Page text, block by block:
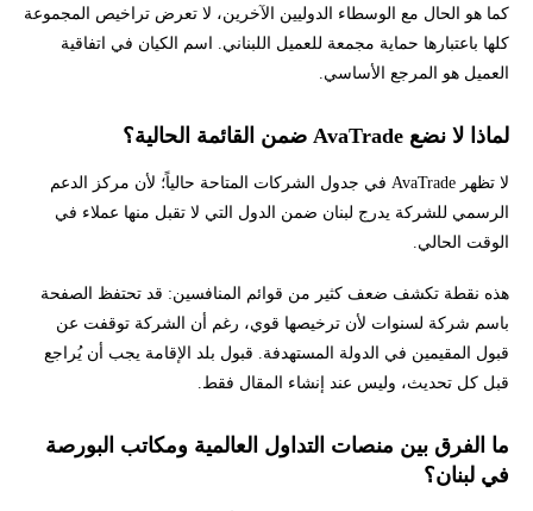
كما هو الحال مع الوسطاء الدوليين الآخرين، لا تعرض تراخيص المجموعة
كلها باعتبارها حماية مجمعة للعميل اللبناني. اسم الكيان في اتفاقية
العميل هو المرجع الأساسي.
لماذا لا نضع AvaTrade ضمن القائمة الحالية؟
لا تظهر AvaTrade في جدول الشركات المتاحة حالياً؛ لأن مركز الدعم
الرسمي للشركة يدرج لبنان ضمن الدول التي لا تقبل منها عملاء في
الوقت الحالي.
هذه نقطة تكشف ضعف كثير من قوائم المنافسين: قد تحتفظ الصفحة
باسم شركة لسنوات لأن ترخيصها قوي، رغم أن الشركة توقفت عن
قبول المقيمين في الدولة المستهدفة. قبول بلد الإقامة يجب أن يُراجع
قبل كل تحديث، وليس عند إنشاء المقال فقط.
ما الفرق بين منصات التداول العالمية ومكاتب البورصة
في لبنان؟